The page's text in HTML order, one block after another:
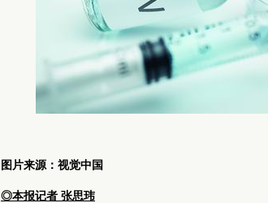
图片来源：视觉中国
◎本报记者 张思玮